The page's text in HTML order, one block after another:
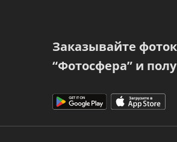
Заказывайте
“Фотосфера” и